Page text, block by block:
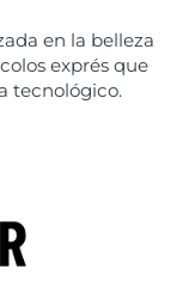
en la belleza
exprés que
tecnológico.